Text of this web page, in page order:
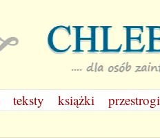
teksty książki przestrogi